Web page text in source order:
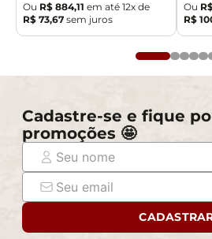
Ou R$ 884,11 em até 12x de
R$ 73,67 sem juros
Ou
R$
Cadastre-se e fique
promoções 🤩